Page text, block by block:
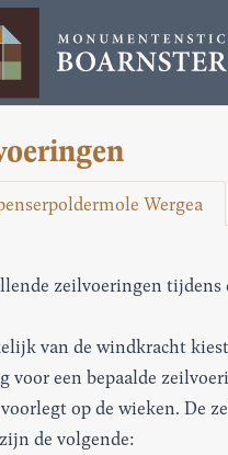
Wergea
zeilvoeringen
van de windkracht
voor een bepaalde
op de wieken. De
de volgende: